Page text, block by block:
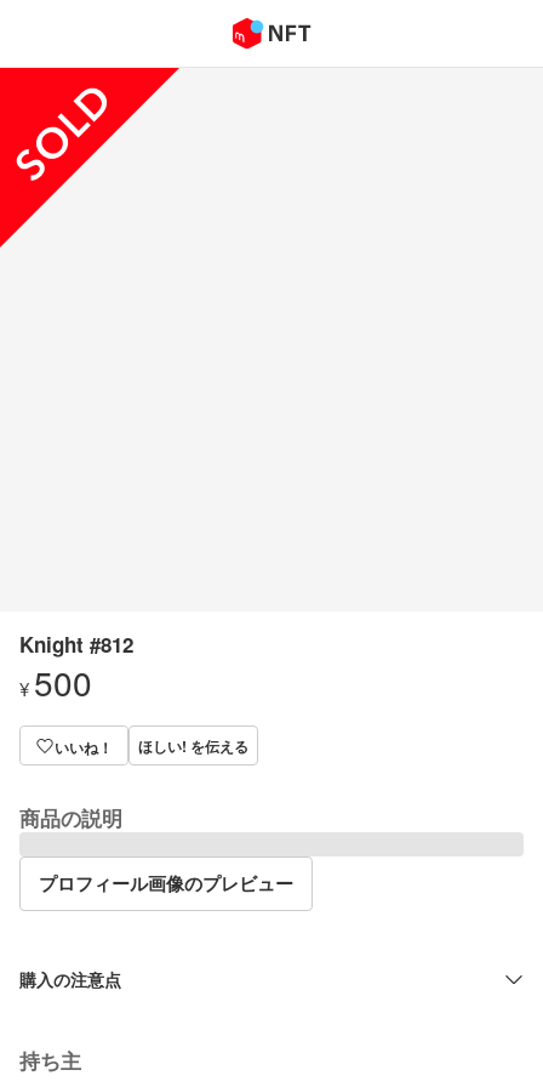
Knight #812
¥ 500
いいね！ ほしい! を伝える
商品の説明
プロフィール画像のプレビュー
購入の注意点
持ち主